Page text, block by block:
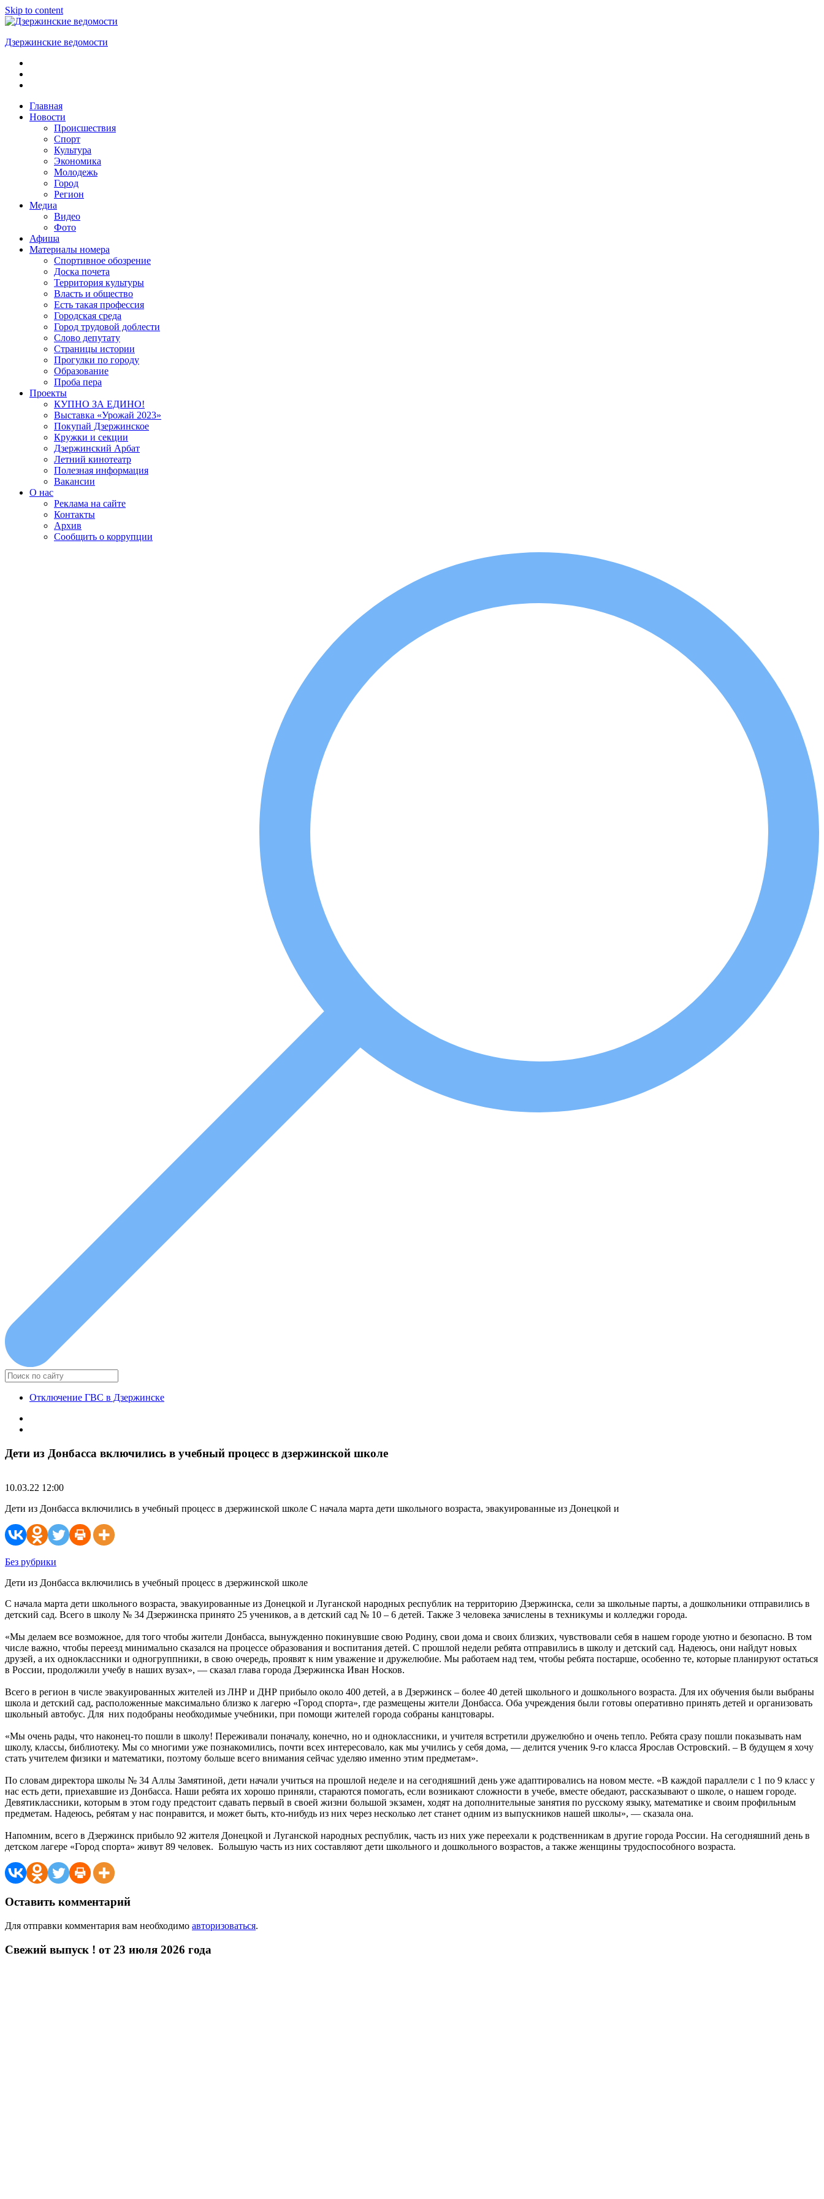
Skip to content
Дзержинские ведомости
ОБЩЕСТВЕННО-
ПОЛИТИЧЕСКАЯ
ГАЗЕТАГлавная
Новости
Происшествия
Спорт
Культура
Экономика
Молодежь
Город
Регион
Медиа
Видео
Фото
Афиша
Материалы номера
Спортивное обозрение
Доска почета
Территория культуры
Власть и общество
Есть такая профессия
Городская среда
Город трудовой доблести
Слово депутату
Страницы истории
Прогулки по городу
Образование
Проба пера
Проекты
КУПНО ЗА ЕДИНО!
Выставка «Урожай 2023»
Покупай Дзержинское
Кружки и секции
Дзержинский Арбат
Летний кинотеатр
Полезная информация
Вакансии
О нас
Реклама на сайте
Контакты
Архив
Сообщить о коррупции
Отключение ГВС в Дзержинске
Дети из Донбасса включились в учебный процесс в дзержинской школе
10.03.22 12:00
Дети из Донбасса включились в учебный процесс в дзержинской школе С начала марта дети школьного возраста, эвакуированные из Донецкой и
Без рубрики
Дети из Донбасса включились в учебный процесс в дзержинской школе
С начала марта дети школьного возраста, эвакуированные из Донецкой и Луганской народных республик на территорию Дзержинска, сели за школьные парты, а дошкольники отправились в
детский сад. Всего в школу № 34 Дзержинска принято 25 учеников, а в детский сад № 10 – 6 детей. Также 3 человека зачислены в техникумы и колледжи города.
«Мы делаем все возможное, для того чтобы жители Донбасса, вынужденно покинувшие свою Родину, свои дома и своих близких, чувствовали себя в нашем городе уютно и безопасно. В том
числе важно, чтобы переезд минимально сказался на процессе образования и воспитания детей. С прошлой недели ребята отправились в школу и детский сад. Надеюсь, они найдут новых
друзей, а их одноклассники и одногруппники, в свою очередь, проявят к ним уважение и дружелюбие. Мы работаем над тем, чтобы ребята постарше, особенно те, которые планируют остаться
в России, продолжили учебу в наших вузах», — сказал глава города Дзержинска Иван Носков.
Всего в регион в числе эвакуированных жителей из ЛНР и ДНР прибыло около 400 детей, а в Дзержинск – более 40 детей школьного и дошкольного возраста. Для их обучения были выбраны
школа и детский сад, расположенные максимально близко к лагерю «Город спорта», где размещены жители Донбасса. Оба учреждения были готовы оперативно принять детей и организовать
школьный автобус. Для них подобраны необходимые учебники, при помощи жителей города собраны канцтовары.
«Мы очень рады, что наконец-то пошли в школу! Переживали поначалу, конечно, но и одноклассники, и учителя встретили дружелюбно и очень тепло. Ребята сразу пошли показывать нам
школу, классы, библиотеку. Мы со многими уже познакомились, почти всех интересовало, как мы учились у себя дома, — делится ученик 9-го класса Ярослав Островский. – В будущем я хочу
стать учителем физики и математики, поэтому больше всего внимания сейчас уделяю именно этим предметам».
По словам директора школы № 34 Аллы Замятиной, дети начали учиться на прошлой неделе и на сегодняшний день уже адаптировались на новом месте. «В каждой параллели с 1 по 9 класс у
нас есть дети, приехавшие из Донбасса. Наши ребята их хорошо приняли, стараются помогать, если возникают сложности в учебе, вместе обедают, рассказывают о школе, о нашем городе.
Девятиклассники, которым в этом году предстоит сдавать первый в своей жизни большой экзамен, ходят на дополнительные занятия по русскому языку, математике и своим профильным
предметам. Надеюсь, ребятам у нас понравится, и может быть, кто-нибудь из них через несколько лет станет одним из выпускников нашей школы», — сказала она.
Напомним, всего в Дзержинск прибыло 92 жителя Донецкой и Луганской народных республик, часть из них уже переехали к родственникам в другие города России. На сегодняшний день в
детском лагере «Город спорта» живут 89 человек. Большую часть из них составляют дети школьного и дошкольного возрастов, а также женщины трудоспособного возраста.
Оставить комментарий
Для отправки комментария вам необходимо авторизоваться.
Свежий выпуск ! от 23 июля 2026 года